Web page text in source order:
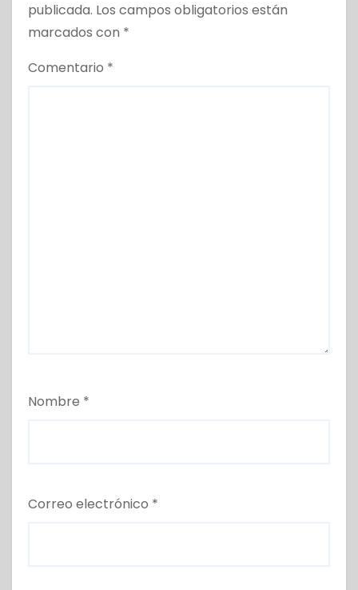
publicada. Los campos obligatorios están
marcados con *
Comentario *
Nombre *
Correo electrónico *